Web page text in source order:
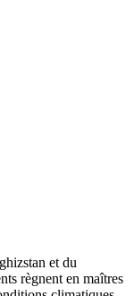
et du
règnent en maîtres